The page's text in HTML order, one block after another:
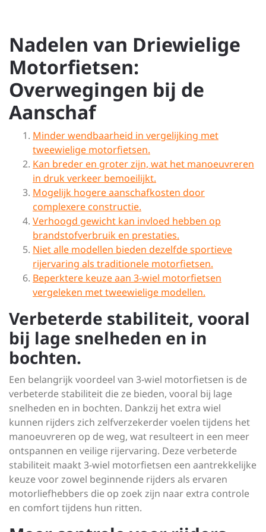
Nadelen van Driewielige
Motorfietsen:
Overwegingen bij de
Aanschaf
Minder wendbaarheid in vergelijking met
tweewielige motorfietsen.
Kan breder en groter zijn, wat het manoeuvreren
in druk verkeer bemoeilijkt.
Mogelijk hogere aanschafkosten door
complexere constructie.
Verhoogd gewicht kan invloed hebben op
brandstofverbruik en prestaties.
Niet alle modellen bieden dezelfde sportieve
rijervaring als traditionele motorfietsen.
Beperktere keuze aan 3-wiel motorfietsen
vergeleken met tweewielige modellen.
Verbeterde stabiliteit, vooral
bij lage snelheden en in
bochten.
Een belangrijk voordeel van 3-wiel motorfietsen is de
verbeterde stabiliteit die ze bieden, vooral bij lage
snelheden en in bochten. Dankzij het extra wiel
kunnen rijders zich zelfverzekerder voelen tijdens het
manoeuvreren op de weg, wat resulteert in een meer
ontspannen en veilige rijervaring. Deze verbeterde
stabiliteit maakt 3-wiel motorfietsen een aantrekkelijke
keuze voor zowel beginnende rijders als ervaren
motorliefhebbers die op zoek zijn naar extra controle
en comfort tijdens hun ritten.